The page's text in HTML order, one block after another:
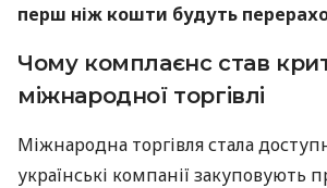
перш ніж кошти будуть
Чому комплаєнс став
міжнародної торгівлі
Міжнародна торгівля стала
українські компанії закуповують